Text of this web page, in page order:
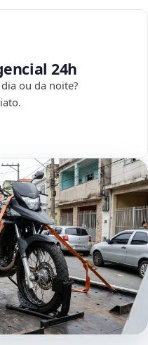
24h
ou da noite?